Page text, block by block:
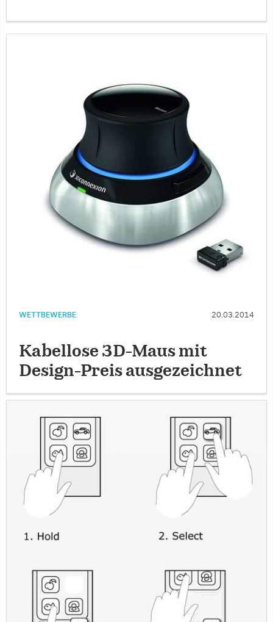
WETTBEWERBE 20.03.2014
Kabellose 3D-Maus mit
Design-Preis ausgezeichnet